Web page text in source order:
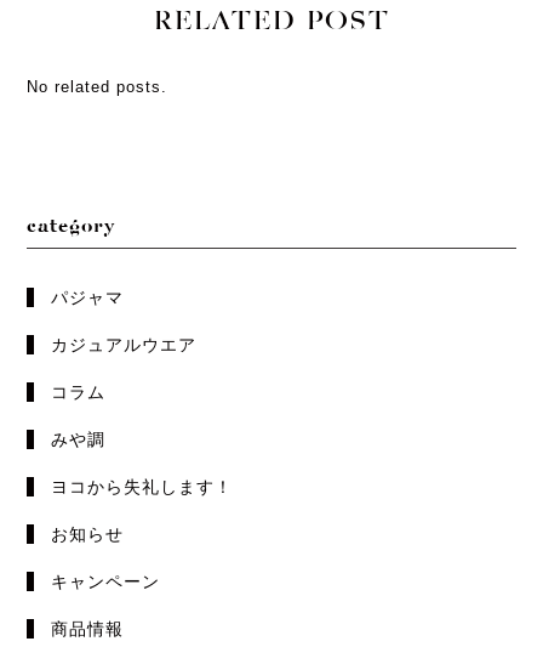
RELATED POST
No related posts.
category
パジャマ
カジュアルウエア
コラム
みや調
ヨコから失礼します！
お知らせ
キャンペーン
商品情報